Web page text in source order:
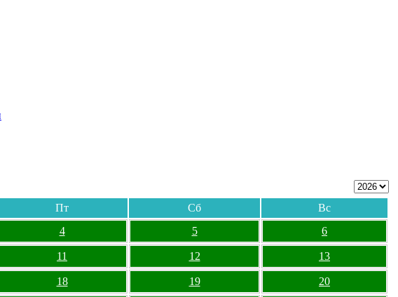
Пт Сб
Вс
4 5 6
11 12 13
18 19 20